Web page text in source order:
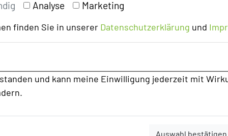
Analyse Marketing
finden Sie in unserer Datenschutzerklärung und
und kann meine Einwilligung jederzeit mit
Auswahl bestätigen
Seminare auch Mal im Freien
+ Originalität lassen
werden.
die perfekt Vereinigung von
par excellence. Mit seinen
es für Tagungs- und -
konzentrierten Arbeiten. Für die
aus einer Fülle von originellen